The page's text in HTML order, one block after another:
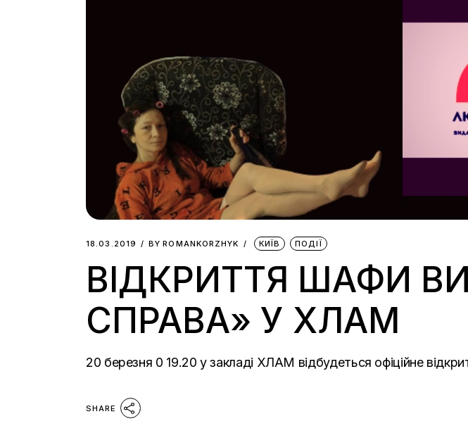
18.03.2019 BY ROMANKORZHYK КИЇВ ПОДІЇ
ВІДКРИТТЯ ШАФИ
СПРАВА» У ХЛАМ
20 березня 0 19.20 у закладі ХЛАМ відбудеться офіційне
SHARE